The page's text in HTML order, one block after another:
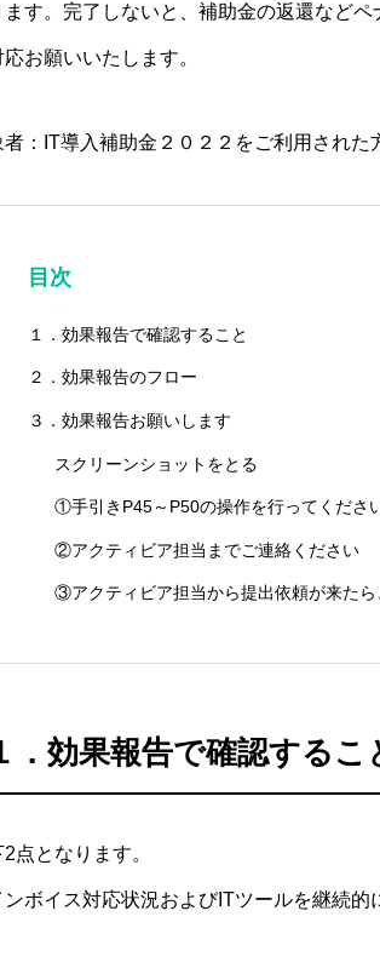
ます。完了しないと、補助金の返還など
応お願いいたします。
者：IT導入補助金２０２２をご利用された
目次
１．効果報告で確認すること
２．効果報告のフロー
３．効果報告お願いします
スクリーンショットをとる
①手引きP45～P50の操作を行ってくださ
②アクティビア担当までご連絡ください
③アクティビア担当から提出依頼が来た
．効果報告で確認するこ
2点となります。
ボイス対応状況およびITツールを継続的